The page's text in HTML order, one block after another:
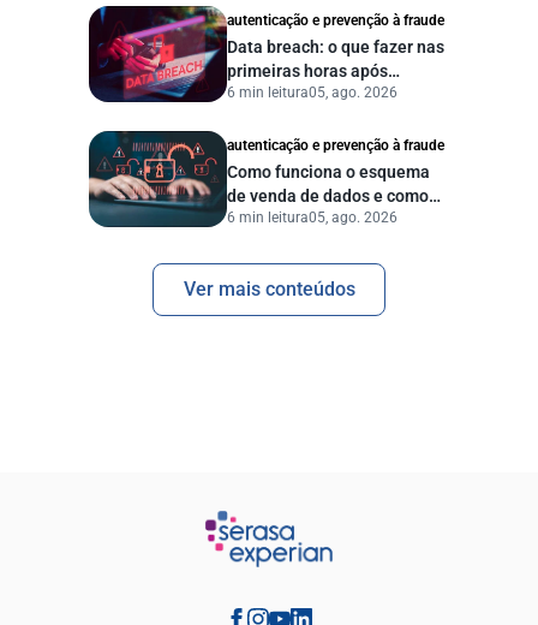
autenticação e prevenção à fraude
Data breach: o que fazer nas
primeiras horas após
vazamento de dados?
6 min leitura05, ago. 2026
autenticação e prevenção à fraude
Como funciona o esquema
de venda de dados e como
proteger sua empresa?
6 min leitura05, ago. 2026
Ver mais conteúdos